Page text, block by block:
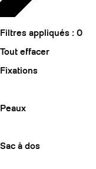
Filtres appliqués : 0
Tout effacer
Fixations
Peaux
Sac à dos